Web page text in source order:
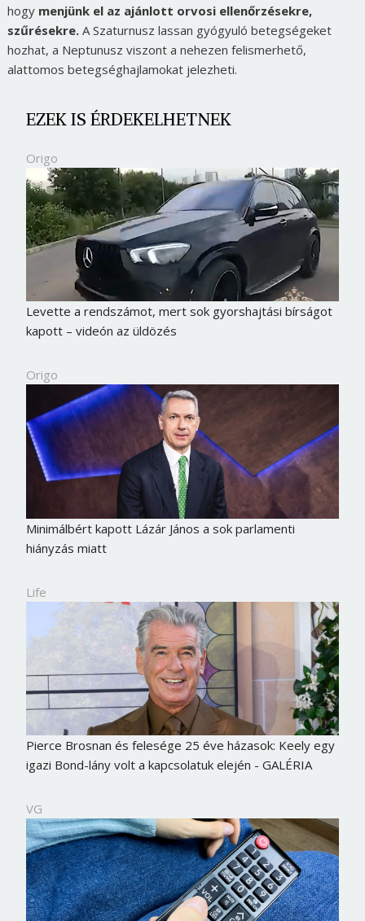
hogymenjünk el az ajánlott orvosi ellenőrzésekre,
szűrésekre.A Szaturnusz lassan gyógyuló betegségeket
hozhat, a Neptunusz viszont a nehezen felismerhető,
alattomos betegséghajlamokat jelezheti.
EZEK IS ÉRDEKELHETNEK
Origo
Levette a rendszámot, mert sok gyorshajtási bírságot
kapott – videón az üldözés
Origo
Minimálbért kapott Lázár János a sok parlamenti
hiányzás miatt
Life
Pierce Brosnan és felesége 25 éve házasok: Keely egy
igazi Bond-lány volt a kapcsolatuk elején - GALÉRIA
VG